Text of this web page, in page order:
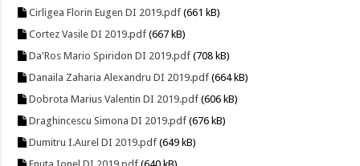
Cirligea Florin Eugen DI 2019.pdf (661 kB)
Cortez Vasile DI 2019.pdf (667 kB)
Da'Ros Mario Spiridon DI 2019.pdf (708 kB)
Danaila Zaharia Alexandru DI 2019.pdf (664 kB)
Dobrota Marius Valentin DI 2019.pdf (606 kB)
Draghincescu Simona DI 2019.pdf (676 kB)
Dumitru I.Aurel DI 2019.pdf (649 kB)